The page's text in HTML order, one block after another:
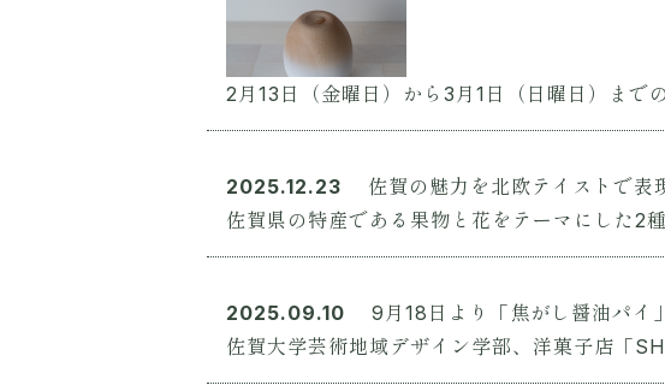
2月13日（金曜日）から3月1日（日曜日）まで
2025.12.23
佐賀の魅力を北欧テイストで
佐賀県の特産である果物と花をテーマにした2
2025.09.10
9月18日より「焦がし醤油パイ
佐賀大学芸術地域デザイン学部、洋菓子店「